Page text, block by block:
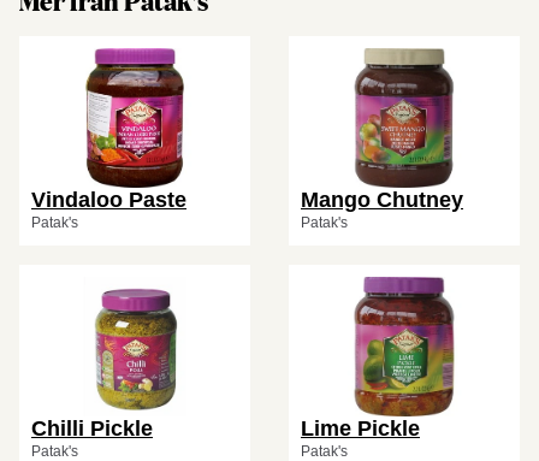
Vindaloo Paste
Patak's
Mango Chutney
Patak's
Chilli Pickle
Patak's
Lime Pickle
Patak's